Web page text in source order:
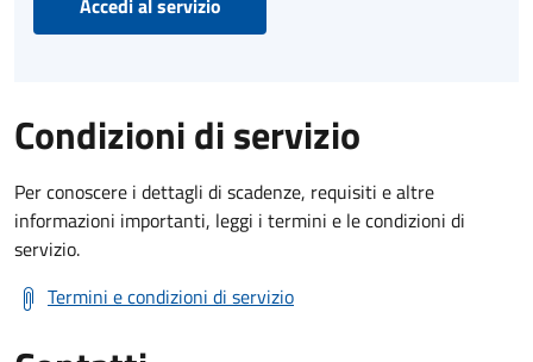
Condizioni di servizio
Per conoscere i dettagli di scadenze, requisiti e altre
informazioni importanti, leggi i termini e le condizioni di
servizio.
Termini e condizioni di servizio